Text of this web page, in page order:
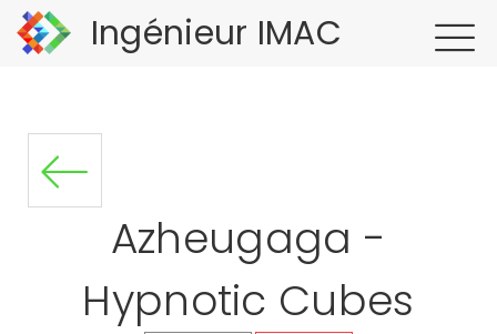
Ingénieur IMAC
Azheugaga -
Hypnotic Cubes